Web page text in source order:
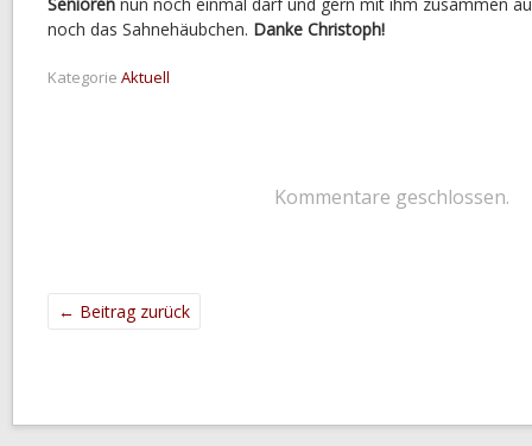
noch das Sahnehäubchen. Danke Christoph!
Kategorie Aktuell
Kommentare geschlossen.
← Beitrag zurück